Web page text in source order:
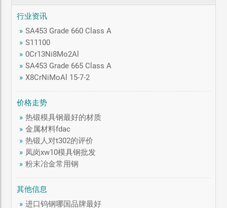
行业资讯
» SA453 Grade 660 Class A
» S11100
» 0Cr13Ni8Mo2Al
» SA453 Grade 665 Class A
» X8CrNiMoAl 15-7-2
价格走势
» 热锻模具钢最好的材质
» 金属材料fdac
» 热锻人对t302的评价
» 凤岗xw10模具钢批发
» 粉末冶金常用钢
其他信息
» 进口钨钢哪国品牌最好